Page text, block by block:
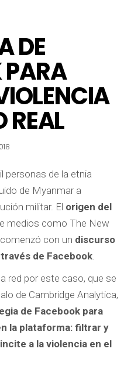
DE
PARA
REAL
personas de la etnia
de Myanmar a
militar. El origen del
medios como The New
con un discurso
de Facebook.
red por este caso, que se
de Cambridge Analytica,
de Facebook para
la plataforma: filtrar y
a la violencia en el